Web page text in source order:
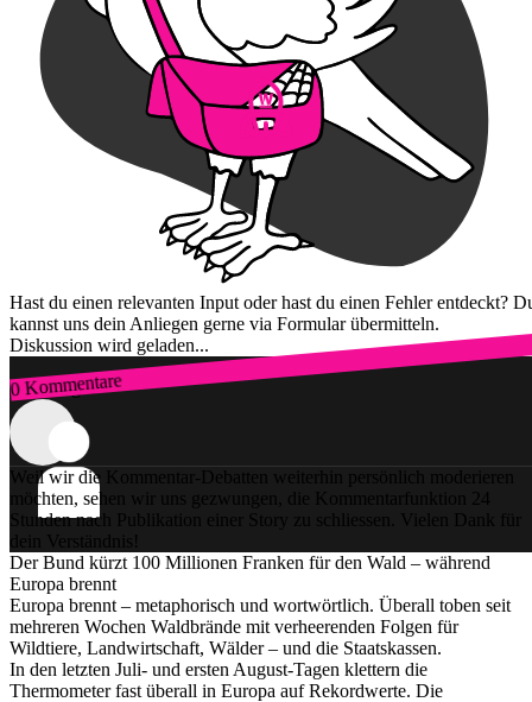
Hast du einen relevanten Input oder hast du einen Fehler entdeckt?
kannst uns dein Anliegen gerne via Formular übermitteln.
Diskussion wird geladen...
0 Kommentare
Zum Login
Weil wir die Kommentar-Debatten weiterhin persönlich moderieren
möchten, sehen wir uns gezwungen, die Kommentarfunktion 24
Stunden nach Publikation einer Story zu schliessen. Vielen Dank für
dein Verständnis!
Der Bund kürzt 100 Millionen Franken für den Wald – während
Europa brennt
Europa brennt – metaphorisch und wortwörtlich. Überall toben seit
mehreren Wochen Waldbrände mit verheerenden Folgen für
Wildtiere, Landwirtschaft, Wälder – und die Staatskassen.
In den letzten Juli- und ersten August-Tagen klettern die
Thermometer fast überall in Europa auf Rekordwerte. Die